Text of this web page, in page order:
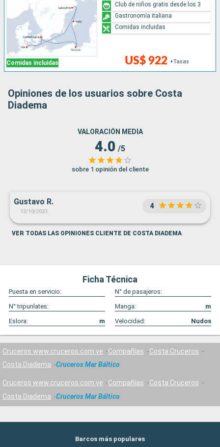
Comidas incluidas US$ 922 +Tasas
Club de niños gratis desde los 3
Gastronomía italiana
Comidas incluidas
Opiniones de los usuarios sobre Costa
Diadema
VALORACIÓN MEDIA
4.0 /5
sobre 1 opinión del cliente
Gustavo R.
13/10/2023
4
VER TODAS LAS OPINIONES CLIENTE DE COSTA DIADEMA
Ficha Técnica
Puesta en servicio:
N° de pasajeros:
N° tripunlates:
Manga:
m
Eslora:
m Velocidad: Nudos
Cruceros www.cruceros.com.ve Compañías
Costa Cruceros
Costa Diadema
Cruceros Mar Báltico
Cruceros www.cruceros.com.ve Compañías
Costa Cruceros
Costa Diadema
Cruceros Mar Báltico
Barcos más populares